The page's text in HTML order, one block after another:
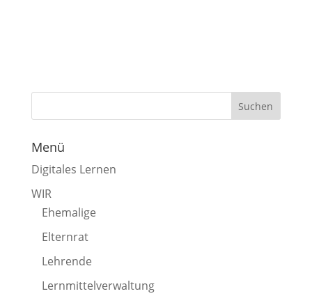
Menü
Digitales Lernen
WIR
Ehemalige
Elternrat
Lehrende
Lernmittelverwaltung